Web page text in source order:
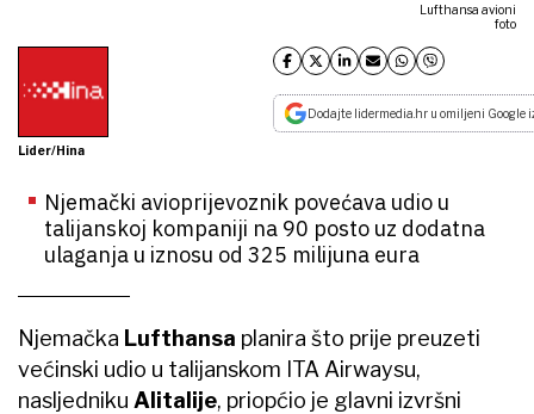
Lufthansa avioni
foto
Lider/Hina
Dodajte lidermedia.hr u omiljeni Google
Njemački avioprijevoznik povećava udio u
talijanskoj kompaniji na 90 posto uz dodatna
ulaganja u iznosu od 325 milijuna eura
Njemačka Lufthansa planira što prije preuzeti
većinski udio u talijanskom ITA Airwaysu,
nasljedniku Alitalije, priopćio je glavni izvršni